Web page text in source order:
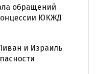
обращений
ЮКЖД
и Израиль